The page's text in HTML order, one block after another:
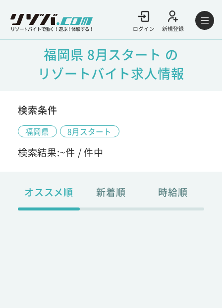
リゾートバイトで働く！遊ぶ！体験する！ ログイン 新規登録
福岡県 8月スタート の
リゾートバイト求人情報
検索条件
福岡県 8月スタート
検索結果:~件 /件中
オススメ順 新着順 時給順